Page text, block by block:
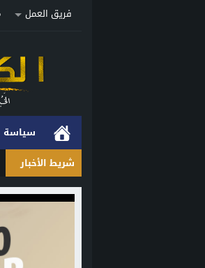
فريق العمل
سياسة
شريط الأخبار